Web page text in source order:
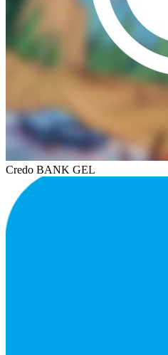
Credo BANK GEL